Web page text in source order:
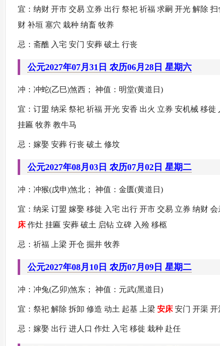
宜：纳财 开市 交易 立券 出行 祭祀 祈福 求嗣 开光 解除
财 补垣 塞穴 栽种 纳畜 牧养
忌：斋醮 入宅 安门 安葬 破土 行丧
公元2027年07月31日 农历06月28日 星期六
冲：冲蛇(乙巳)煞西； 神值：明堂(黄道日)
宜：订盟 纳采 祭祀 祈福 开光 安香 出火 立券 安机械 移
挂匾 牧养 教牛马
忌：嫁娶 安葬 行丧 破土 修坟
公元2027年08月03日 农历07月02日 星期二
冲：冲猴(戊申)煞北； 神值：金匮(黄道日)
宜：纳采 订盟 嫁娶 移徙 入宅 出行 开市 交易 立券 纳财
床作灶 挂匾 安葬 破土 启钻 立碑 入殓 移柩
忌：祈福 上梁 开仓 掘井 牧养
公元2027年08月10日 农历07月09日 星期二
冲：冲兔(乙卯)煞东； 神值：元武(黑道日)
宜：祭祀 解除 拆卸 修造 动土 起基 上梁 安床安门 开渠 开
忌：嫁娶 出行 进人口 作灶 入宅 移徙 栽种 赴任